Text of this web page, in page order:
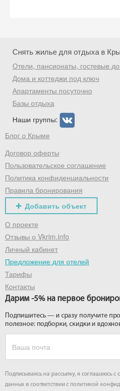
Снять жилье для отдыха в
Отели, пансионаты, гостевые
Дома и коттеджи под ключ
Апартаменты посуточно
Базы отдыха
Наши группы:
Блог о Крыме
Договор оферты
Пользовательское соглашение
Политика конфиденциальности
Правила бронирования
Добавить объект
О проекте
Отзывы о Vkrim.info
Личный кабинет
Предложение для отелей
Тарифы
Контакты
Дарим -5% на первое
Подпишитесь — и сразу получите
полезное: подборки, скидки и
Подписываясь на рассылку, я соглашаюсь
данных в соответствии с политикой